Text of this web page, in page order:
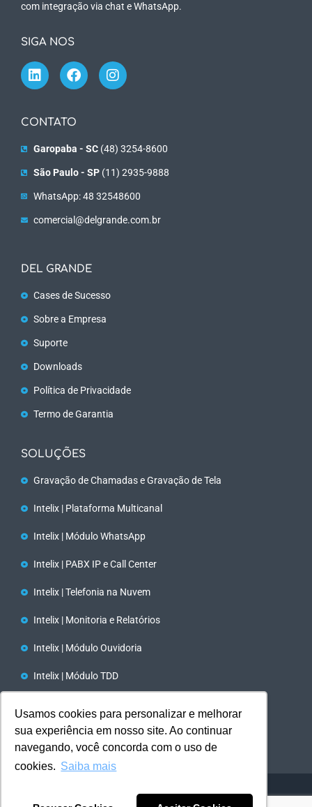
Usamos cookies para personalizar e melhorar
sua experiência em nosso site. Ao continuar
navegando, você concorda com o uso de
cookies. Saiba mais
com integração via chat e WhatsApp.
SIGA NOS
CONTATO
Garopaba - SC(48) 3254-8600
São Paulo - SP(11) 2935-9888
WhatsApp: 48 32548600
comercial@delgrande.com.br
DEL GRANDE
Cases de Sucesso
Sobre a Empresa
Suporte
Downloads
Política de Privacidade
Termo de Garantia
SOLUÇÕES
Gravação de Chamadas e Gravação de Tela
Intelix | Plataforma Multicanal
Intelix | Módulo WhatsApp
Intelix | PABX IP e Call Center
Intelix | Telefonia na Nuvem
Intelix | Monitoria e Relatórios
Intelix | Módulo Ouvidoria
Intelix | Módulo TDD
Intelix | Discador Automático
Del Grande | Todos os direitos reservados